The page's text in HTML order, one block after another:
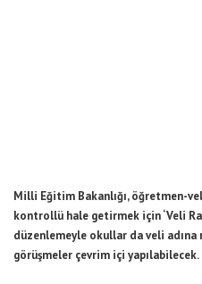
Milli Eğitim Bakanlığı, öğretmen-
kontrollü hale getirmek için ‘Veli
düzenlemeyle okullar da veli
görüşmeler çevrim içi yapılabilecek.